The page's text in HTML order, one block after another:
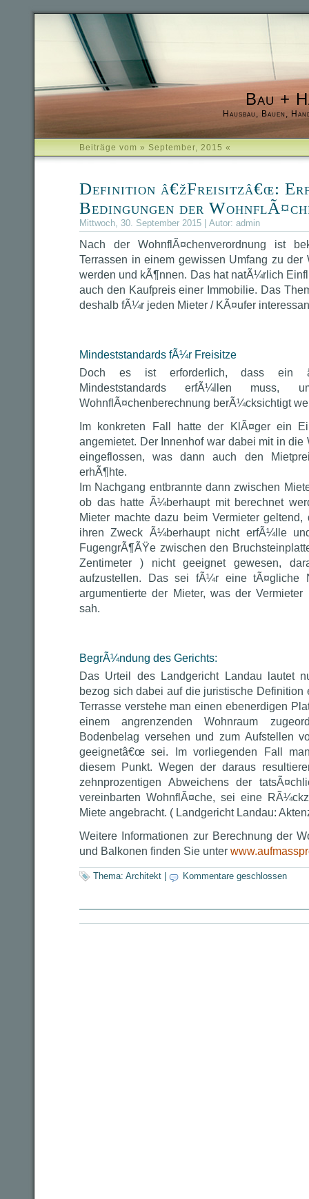
Bau +
Hausbau, Bauen,
Beiträge vom » September, 2015 «
Definition â€žFreisitzâ€œ:
Bedingungen der
Mittwoch, 30. September 2015 | Autor: admin
Nach der WohnflÃ¤chenverordnung ist
Terrassen in einem gewissen Umfang zu der
werden und kÃ¶nnen. Das hat natÃ¼rlich
auch den Kaufpreis einer Immobilie. Das
deshalb fÃ¼r jeden Mieter / KÃ¤ufer
Mindeststandards fÃ¼r Freisitze
Doch es ist erforderlich, dass ein
Mindeststandards erfÃ¼llen
WohnflÃ¤chenberechnung berÃ¼cksichtigt
Im konkreten Fall hatte der KlÃ¤ger ein
angemietet. Der Innenhof war dabei mit in die
eingeflossen, was dann auch den
erhÃ¶hte.
Im Nachgang entbrannte dann zwischen
ob das hatte Ã¼berhaupt mit berechnet
Mieter machte dazu beim Vermieter
ihren Zweck Ã¼berhaupt nicht erfÃ¼lle
FugengrÃ¶ÃŸe zwischen den
Zentimeter ) nicht geeignet gewesen,
aufzustellen. Das sei fÃ¼r eine tÃ¤gliche
argumentierte der Mieter, was der
sah.
BegrÃ¼ndung des Gerichts:
Das Urteil des Landgericht Landau lautet
bezog sich dabei auf die juristische Definition
Terrasse verstehe man einen ebenerdigen
einem angrenzenden Wohnraum
Bodenbelag versehen und zum Aufstellen
geeignetâ€œ sei. Im vorliegenden Fall
diesem Punkt. Wegen der daraus
zehnprozentigen Abweichens der
vereinbarten WohnflÃ¤che, sei eine
Miete angebracht. ( Landgericht Landau:
Weitere Informationen zur Berechnung der
und Balkonen finden Sie unter
Thema: Architekt Kommentare geschlossen